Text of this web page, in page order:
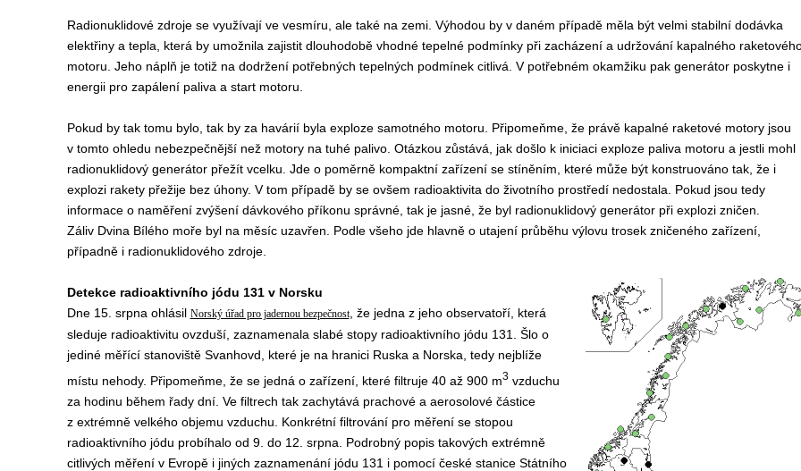
Radionuklidové zdroje se využívají ve vesmíru, ale také na zemi. Výhodou by v daném případě měla být velmi stabilní dodávka
elektřiny a tepla, která by umožnila zajistit dlouhodobě vhodné tepelné podmínky při zacházení a udržování kapalného
motoru. Jeho náplň je totiž na dodržení potřebných tepelných podmínek citlivá. V potřebném okamžiku pak generátor poskytne i
energii pro zapálení paliva a start motoru.
Pokud by tak tomu bylo, tak by za havárií byla exploze samotného motoru. Připomeňme, že právě kapalné raketové motory jsou
v tomto ohledu nebezpečnější než motory na tuhé palivo. Otázkou zůstává, jak došlo k iniciaci exploze paliva motoru a jestli mohl
radionuklidový generátor přežít vcelku. Jde o poměrně kompaktní zařízení se stíněním, které může být konstruováno tak, že i
explozi rakety přežije bez úhony. V tom případě by se ovšem radioaktivita do životního prostředí nedostala. Pokud jsou tedy
informace o naměření zvýšení dávkového příkonu správné, tak je jasné, že byl radionuklidový generátor při explozi zničen.
Záliv Dvina Bílého moře byl na měsíc uzavřen. Podle všeho jde hlavně o utajení průběhu výlovu trosek zničeného zařízení,
případně i radionuklidového zdroje.
Detekce radioaktivního jódu 131 v Norsku
Dne 15. srpna ohlásil Norský úřad pro jadernou bezpečnost, že jedna z jeho observatoří, která
sleduje radioaktivitu ovzduší, zaznamenala slabé stopy radioaktivního jódu 131. Šlo o
jediné měřící stanoviště Svanhovd, které je na hranici Ruska a Norska, tedy nejblíže
místu nehody. Připomeňme, že se jedná o zařízení, které filtruje 40 až 900 m3vzduchu
za hodinu během řady dní. Ve filtrech tak zachytává prachové a aerosolové částice
z extrémně velkého objemu vzduchu. Konkrétní filtrování pro měření se stopou
radioaktivního jódu probíhalo od 9. do 12. srpna. Podrobný popis takových extrémně
citlivých měření v Evropě i jiných zaznamenání jódu 131 i pomocí české stanice Státního